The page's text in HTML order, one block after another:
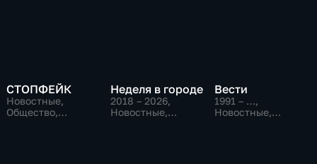
СТОПФЕЙК
Новостные,
Общество,
Неделя в городе
2018 – 2026,
Новостные,
Вести
1991 – …,
Новостные,